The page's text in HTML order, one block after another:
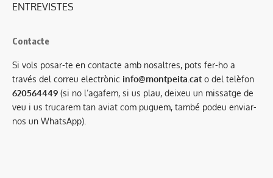
ENTREVISTES
Contacte
Si vols posar-te en contacte amb nosaltres, pots fer-ho a
través del correu electrònic info@montpeita.cat o del telèfon
620564449 (si no l’agafem, si us plau, deixeu un missatge de
veu i us trucarem tan aviat com puguem, també podeu enviar-
nos un WhatsApp).